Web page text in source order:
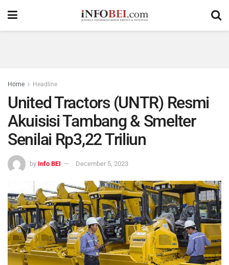
Home Headline
United Tractors (UNTR) Resmi
Akuisisi Tambang & Smelter
Senilai Rp3,22 Triliun
by Info BEI December 5, 2023